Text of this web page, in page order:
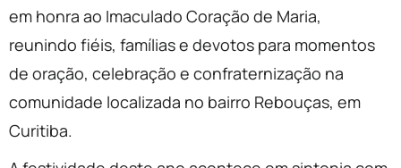
em honra ao Imaculado Coração de Maria,
reunindo fiéis, famílias e devotos para momentos
de oração, celebração e confraternização na
comunidade localizada no bairro Rebouças, em
Curitiba.